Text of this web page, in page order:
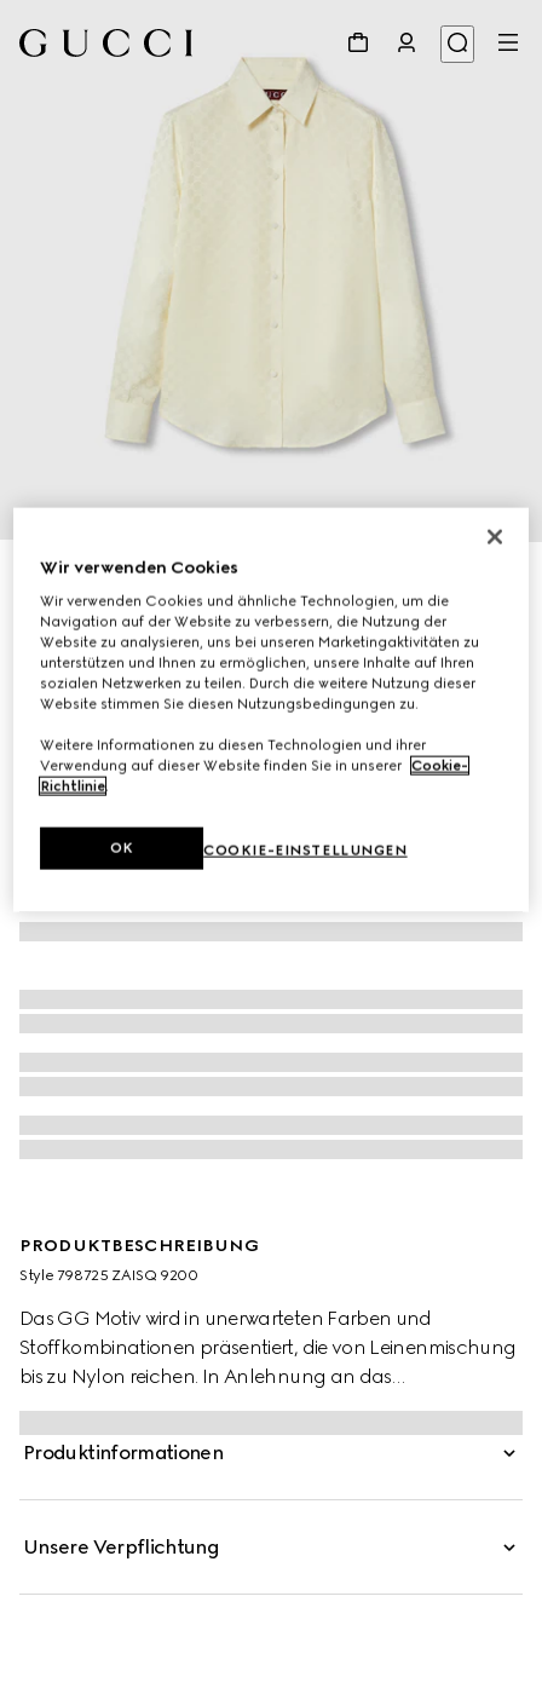
Bluse aus GG Seiden-Crêpe
€ 1.400
Variantenelfenbein
PRODUKTBESCHREIBUNG
Style ‎798725 ZAISQ 9200
Das GG Motiv wird in unerwarteten Farben und
Stoffkombinationen präsentiert, die von Leinenmischung
bis zu Nylon reichen. In Anlehnung an das
unverkennbare Monogramm-Motiv des Hauses ist diese
normal geschnittene Bluse in GG Seiden-Crêpe gehalten.
Mit dem gleichen Material bezogene Knöpfe
Produktinformationen
Unsere Verpflichtung
Wir verwenden Cookies
Wir verwenden Cookies und ähnliche Technologien, um die
Navigation auf der Website zu verbessern, die Nutzung der
Website zu analysieren, uns bei unseren Marketingaktivitäten zu
unterstützen und Ihnen zu ermöglichen, unsere Inhalte auf Ihren
sozialen Netzwerken zu teilen. Durch die weitere Nutzung dieser
Website stimmen Sie diesen Nutzungsbedingungen zu.
Weitere Informationen zu diesen Technologien und ihrer
Verwendung auf dieser Website finden Sie in unserer Cookie-
Richtlinie.
COOKIE-EINSTELLUNGEN
OK